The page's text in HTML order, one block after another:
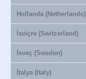
Hollanda (Netherlands)
İsviçre (Switzerland)
İsveç (Sweden)
İtalya (Italy)